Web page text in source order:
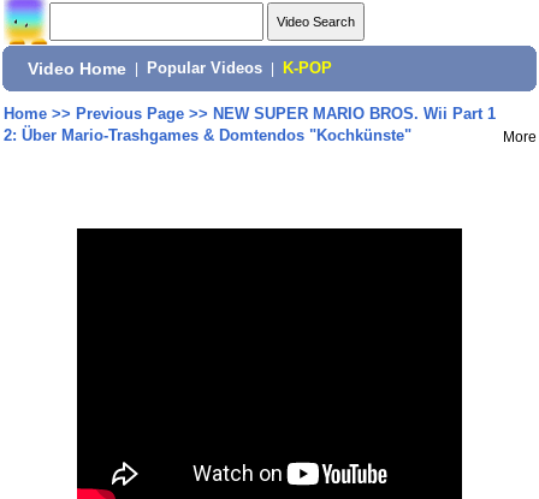
Video Home Popular Videos K-POP
Home>> Previous Page>> NEW SUPER MARIO BROS. Wii Part 1
2: Über Mario-Trashgames & Domtendos "Kochkünste"
More